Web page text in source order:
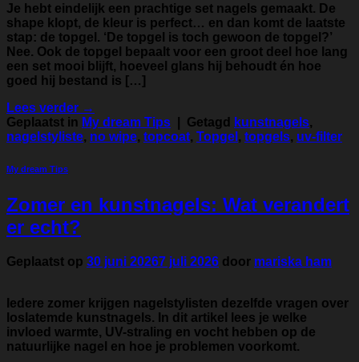
Je hebt eindelijk een prachtige set nagels gemaakt. De
shape klopt, de kleur is perfect… en dan komt de laatste
stap: de topgel. ‘De topgel is toch gewoon de topgel?’
Nee. Ook de topgel bepaalt voor een groot deel hoe lang
een set mooi blijft, hoeveel glans hij behoudt én hoe
goed hij bestand is […]
Lees verder →
Geplaatst in My dream Tips Getagd kunstnagels,
nagelstyliste, no wipe, topcoat, Topgel , topgels, uv-filter
My dream Tips
Zomer en kunstnagels: Wat verandert
er echt?
Geplaatst op 30 juni 20267 juli 2026 door mariska ham
Iedere zomer krijgen nagelstylisten dezelfde vragen over
loslatemde kunstnagels. In dit artikel lees je welke
invloed warmte, UV-straling en vocht hebben op de
natuurlijke nagel en hoe je problemen voorkomt.